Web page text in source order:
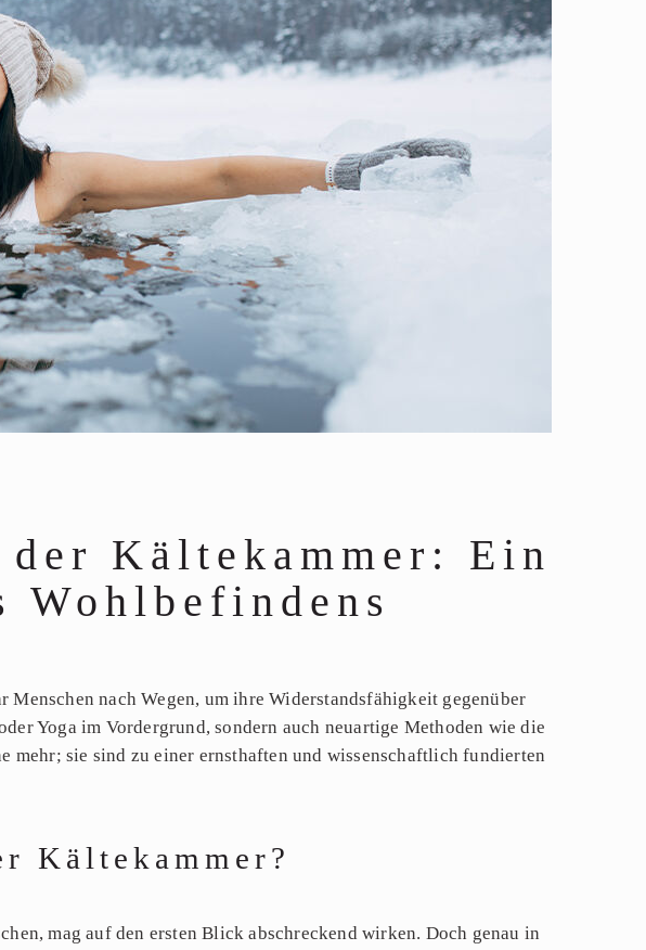
Kältekammer: Ein
Wohlbefindens
nach Wegen, um ihre Widerstandsfähigkeit gegenüber
Yoga im Vordergrund, sondern auch neuartige Methoden wie die
mehr; sie sind zu einer ernsthaften und wissenschaftlich fundierten
Kältekammer?
mag auf den ersten Blick abschreckend wirken. Doch genau in